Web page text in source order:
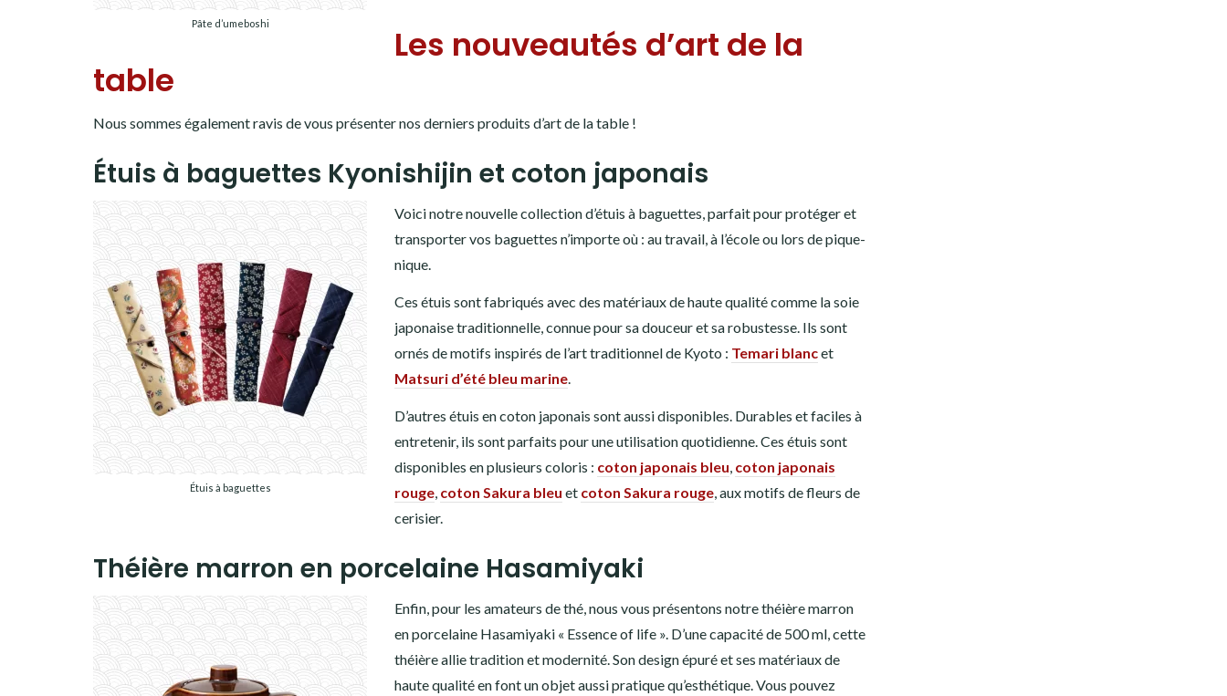
Pâte d’umeboshi
Les nouveautés d’art de la
table
Nous sommes également ravis de vous présenter nos derniers produits d’art de la table !
Étuis à baguettes Kyonishijin et coton japonais
Étuis à baguettes
Voici notre nouvelle collection d’étuis à baguettes, parfait pour protéger et
transporter vos baguettes n’importe où : au travail, à l’école ou lors de pique-
nique.
Ces étuis sont fabriqués avec des matériaux de haute qualité comme la soie
japonaise traditionnelle, connue pour sa douceur et sa robustesse. Ils sont
ornés de motifs inspirés de l’art traditionnel de Kyoto : Temari blancet
Matsuri d’été bleu marine
D’autres étuis en coton japonais sont aussi disponibles. Durables et faciles à
entretenir, ils sont parfaits pour une utilisation quotidienne. Ces étuis sont
disponibles en plusieurs coloris : coton japonais bleu coton japonais
rouge coton Sakura bleu et coton Sakura rouge , aux motifs de fleurs de
cerisier.
Théière marron en porcelaine Hasamiyaki
Enfin, pour les amateurs de thé, nous vous présentons notre théière marron
en porcelaine Hasamiyaki « Essence of life ». D’une capacité de 500 ml, cette
théière allie tradition et modernité. Son design épuré et ses matériaux de
haute qualité en font un objet aussi pratique qu’esthétique. Vous pouvez